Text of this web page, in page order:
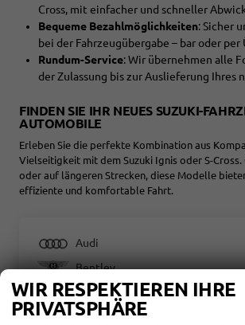
Cross, mit einfacher und schneller
Bequeme Bezahlmöglichkeiten: Sicher
bei der Fahrzeugübergabe – bar oder
Rundum-Service: Wir übernehmen alle
der Zulassung bis zur Auslieferung Ihres
FINDEN SIE IHR NEUES SUZUKI-
AUTOMOBILE
Erleben Sie die perfekte Kombination aus
Vielseitigkeit mit dem Suzuki Ignis oder S-
oder auf längeren Strecken, diese Modelle
effiziente und komfortable Fahrt.
Audi
Bentley
Citroën
Cupra
WIR RESPEKTIEREN IHRE
PRIVATSPHÄRE